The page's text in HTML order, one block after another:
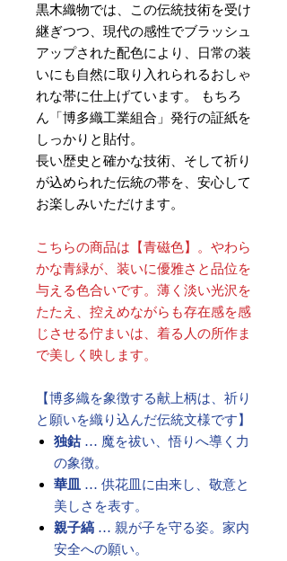
黒木織物では、この伝統技術を受け
継ぎつつ、現代の感性でブラッシュ
アップされた配色により、日常の装
いにも自然に取り入れられるおしゃ
れな帯に仕上げています。 もちろ
ん「博多織工業組合」発行の証紙を
しっかりと貼付。
長い歴史と確かな技術、そして祈り
が込められた伝統の帯を、安心して
お楽しみいただけます。
こちらの商品は【青磁色】。やわら
かな青緑が、装いに優雅さと品位を
与える色合いです。薄く淡い光沢を
たたえ、控えめながらも存在感を感
じさせる佇まいは、着る人の所作ま
で美しく映します。
【博多織を象徴する献上柄は、祈り
と願いを織り込んだ伝統文様です】
独鈷… 魔を祓い、悟りへ導く力
の象徴。
華皿 … 供花皿に由来し、敬意と
美しさを表す。
親子縞 … 親が子を守る姿。家内
安全への願い。